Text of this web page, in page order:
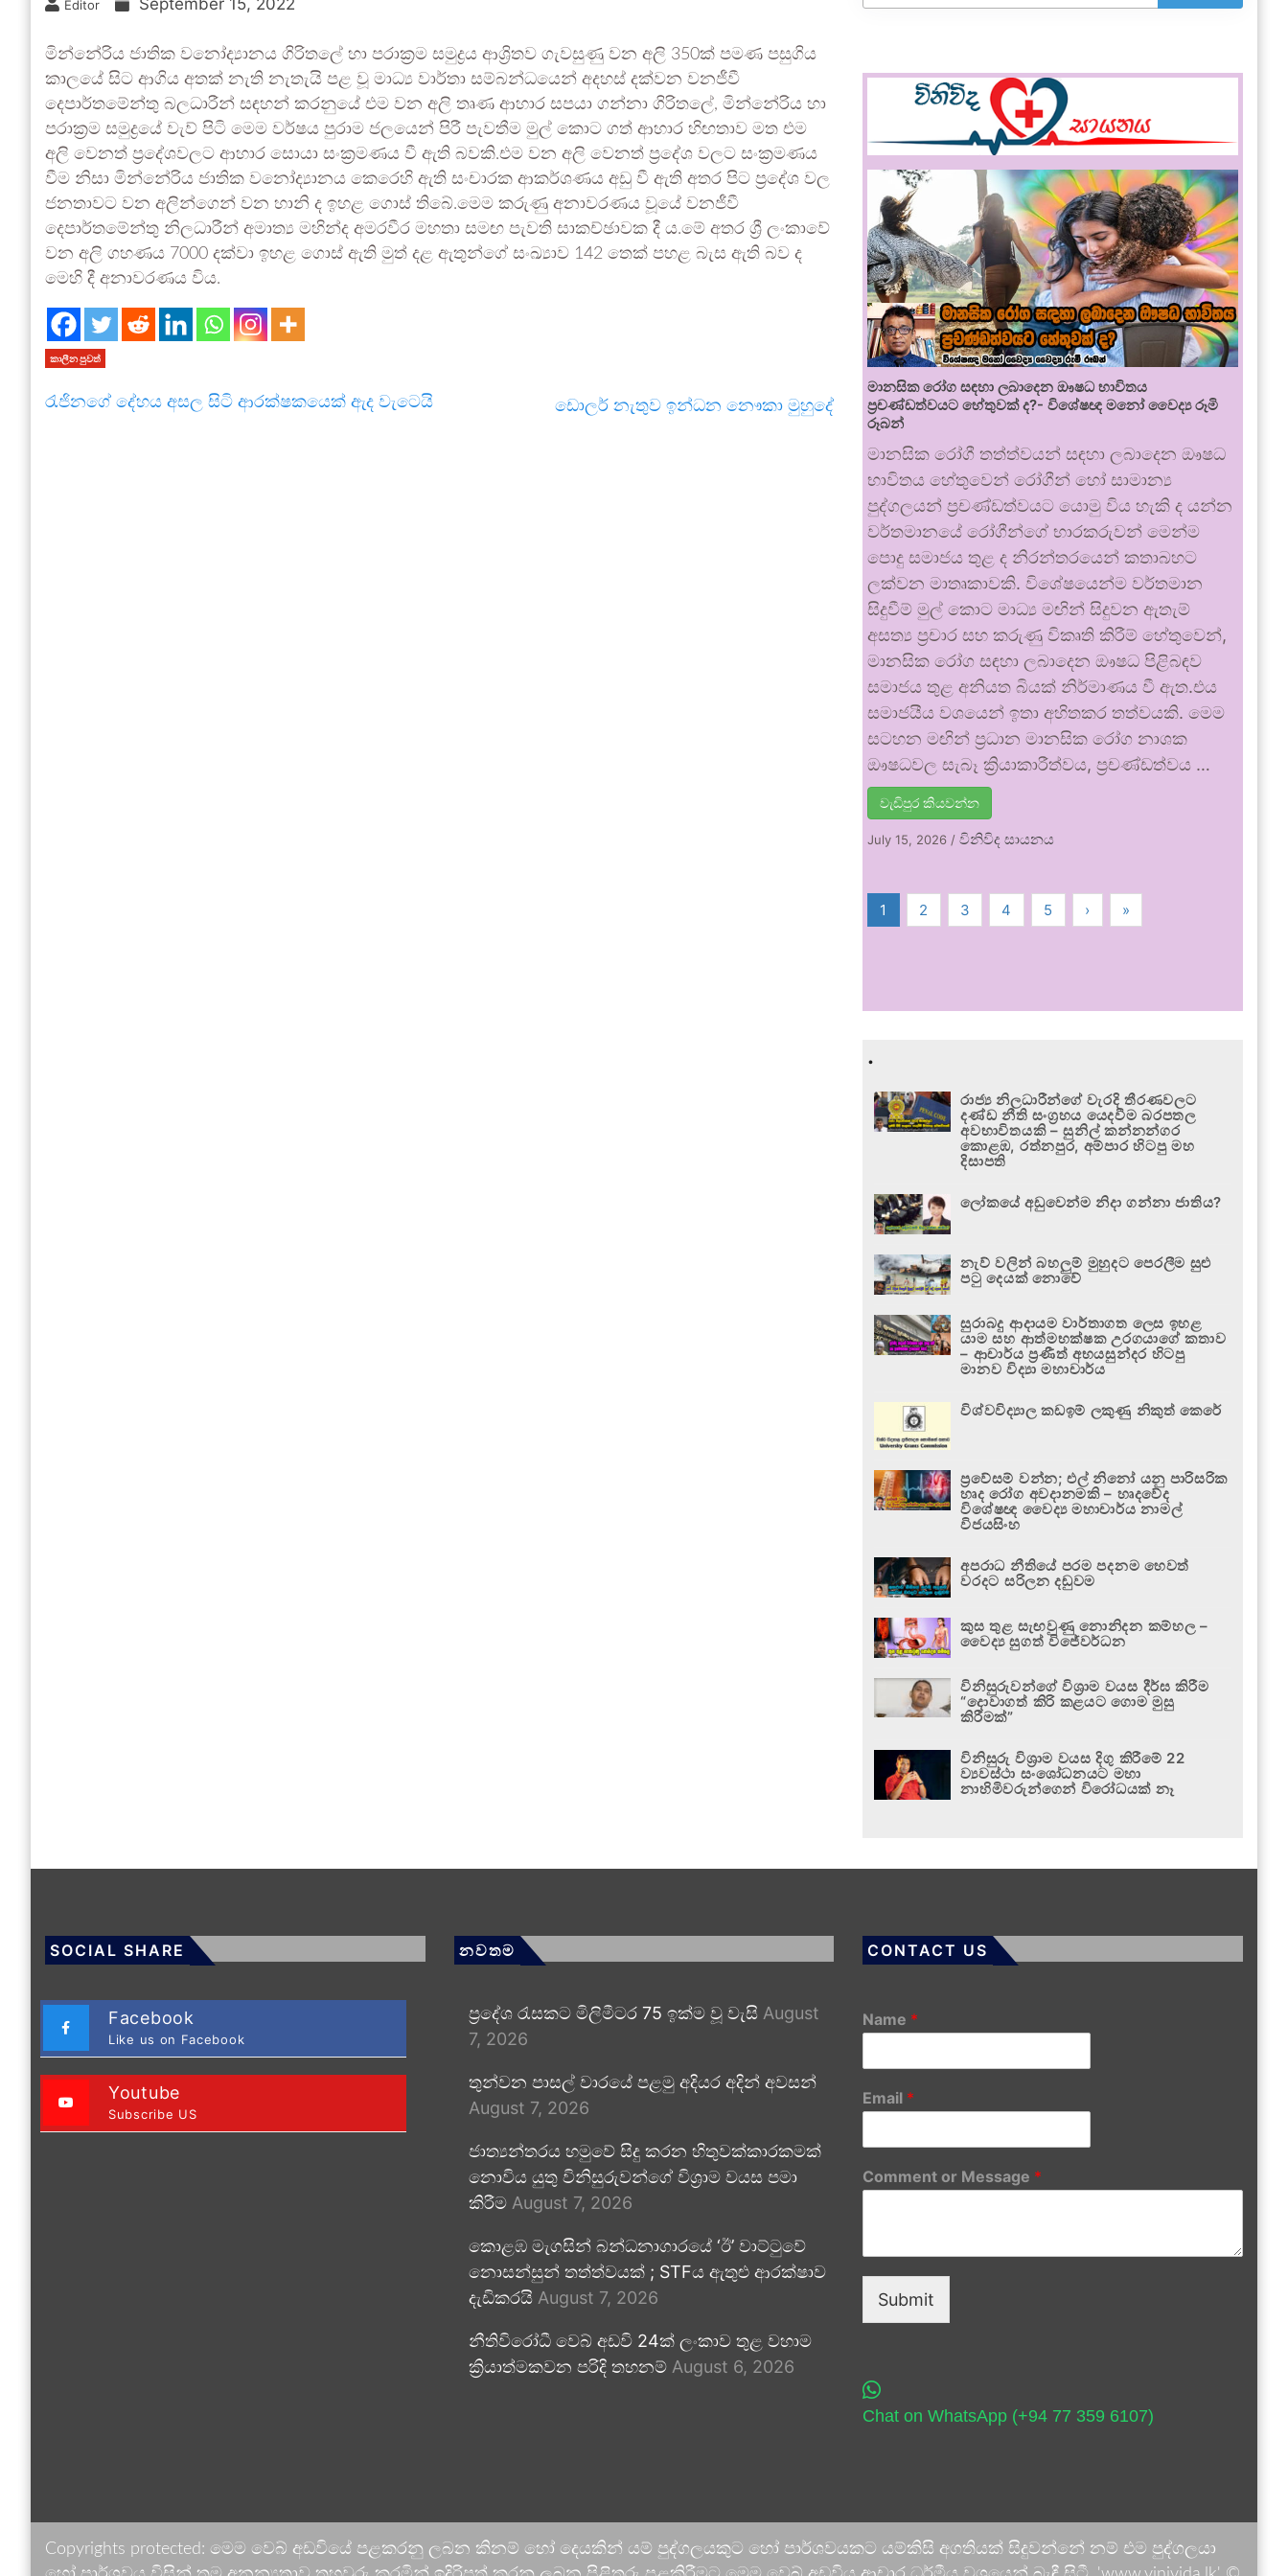
Editor September 15, 2022
මින්නේරිය ජාතික වනෝද්‍යානය ගිරිතලේ හා පරාක්‍රම සමුද්‍රය ආශ්‍රිතව ගැවසුණු වන අලි 350ක් පමණ පසුගිය
කාලයේ සිට ආගිය අතක් නැති නැතැයි පළ වූ මාධ්‍ය වාර්තා සම්බන්ධයෙන් අදහස් දක්වන වනජීවී
දෙපාර්තමේන්තු බලධාරීන් සඳහන් කරනුයේ එම වන අලි තෘණ ආහාර සපයා ගන්නා ගිරිතලේ, මින්නේරිය හා
පරාක්‍රම සමුද්‍රයේ වැව් පිටි මෙම වර්ෂය පුරාම ජලයෙන් පිරී පැවතීම මුල් කොට ගත් ආහාර හිඟතාව මත එම
අලි වෙනත් ප්‍රදේශවලට ආහාර සොයා සංක්‍රමණය වී ඇති බවකි.එම වන අලි වෙනත් ප්‍රදේශ වලට සංක්‍රමණය
වීම නිසා මින්නේරිය ජාතික වනෝද්‍යානය කෙරෙහි ඇති සංචාරක ආකර්ශණය අඩු වී ඇති අතර පිට ප්‍රදේශ වල
ජනතාවට වන අලින්ගෙන් වන හානි ද ඉහළ ගොස් තිබේ.මෙම කරුණු අනාවරණය වූයේ වනජීවී
දෙපාර්තමේන්තු නිලධාරීන් අමාත්‍ය මහින්ද අමරවීර මහතා සමඟ පැවති සාකච්ඡාවක දී ය.මේ අතර ශ්‍රී ලංකාවේ
වන අලි ගහණය 7000 දක්වා ඉහළ ගොස් ඇති මුත් දළ ඇතුන්ගේ සංඛ්‍යාව 142 තෙක් පහළ බැස ඇති බව ද
මෙහි දී අනාවරණය විය.
කාලීන පුවත්
රැජිනගේ දේහය අසල සිටි ආරක්ෂකයෙක් ඇද වැටෙයි ඩොලර් නැතුව ඉන්ධන නෞකා මුහුදේ
මානසික රෝග සඳහා ලබාදෙන ඖෂධ භාවිතය
ප්‍රචණ්ඩත්වයට හේතුවක් ද?- විශේෂඥ මනෝ වෛද්‍ය රූමි
රූබන්
මානසික රෝගී තත්ත්වයන් සඳහා ලබාදෙන ඖෂධ
භාවිතය හේතුවෙන් රෝගීන් හෝ සාමාන්‍ය
පුද්ගලයන් ප්‍රචණ්ඩත්වයට යොමු විය හැකි ද යන්න
වර්තමානයේ රෝගීන්ගේ භාරකරුවන් මෙන්ම
පොදු සමාජය තුළ ද නිරන්තරයෙන් කතාබහට
ලක්වන මාතෘකාවකි. විශේෂයෙන්ම වර්තමාන
සිදුවීම් මුල් කොට මාධ්‍ය මඟින් සිදුවන ඇතැම්
අසත්‍ය ප්‍රචාර සහ කරුණු විකෘති කිරීම් හේතුවෙන්,
මානසික රෝග සඳහා ලබාදෙන ඖෂධ පිළිබඳව
සමාජය තුළ අනියත බියක් නිර්මාණය වී ඇත.එය
සමාජයීය වශයෙන් ඉතා අහිතකර තත්වයකි. මෙම
සටහන මඟින් ප්‍රධාන මානසික රෝග නාශක
ඖෂධවල සැබෑ ක්‍රියාකාරීත්වය, ප්‍රචණ්ඩත්වය …
වැඩිපුර කියවන්න
July 15, 2026 /විනිවිද සායනය
1 2 3 4 5 › »
.
රාජ්‍ය නිලධාරීන්ගේ වැරදි තීරණවලට
දණ්ඩ නීති සංග්‍රහය යෙදවීම බරපතල
අවභාවිතයකි – සුනිල් කන්නන්ගර
කොළඹ, රත්නපුර, අම්පාර හිටපු මහ
දිසාපති
ලෝකයේ අඩුවෙන්ම නිදා ගන්නා ජාතිය?
නැව් වලින් බහලුම් මුහුදට පෙරලීම සුළු
පටු දෙයක් නොවේ
සුරාබදු ආදායම වාර්තාගත ලෙස ඉහළ
යාම සහ ආත්මභක්ෂක උරගයාගේ කතාව
– ආචාර්ය ප්‍රණීත් අභයසුන්දර හිටපු
මානව විද්‍යා මහාචාර්ය
විශ්වවිද්‍යාල කඩඉම් ලකුණු නිකුත් කෙරේ
ප්‍රවේසම් වන්න; එල් නිනෝ යනු පාරිසරික
හෘද රෝග අවදානමකි – හෘදවේද
විශේෂඥ වෛද්‍ය මහාචාර්ය නාමල්
විජයසිංහ
අපරාධ නීතියේ පරම පදනම හෙවත්
වරදට සරිලන දඬුවම
කුස තුළ සැඟවුණු නොනිදන කම්හල –
වෛද්‍ය සුගත් විජේවර්ධන
විනිසුරුවන්ගේ විශ්‍රාම වයස දීර්ඝ කිරීම
“දොවාගත් කිරි කළයට ගොම මුසු
කිරීමක්”
විනිසුරු විශ්‍රාම වයස දිගු කිරීමේ 22
ව්‍යවස්ථා සංශෝධනයට මහා
නාහිමිවරුන්ගෙන් විරෝධයක් නෑ
SOCIAL SHARE
Facebook
Like us on Facebook
Youtube
Subscribe US
නවතම
ප්‍රදේශ රැසකට මිලිමීටර 75 ඉක්ම වූ වැසි August
7, 2026
තුන්වන පාසල් වාරයේ පළමු අදියර අදින් අවසන්
August 7, 2026
ජාත්‍යන්තරය හමුවේ සිදු කරන හිතුවක්කාරකමක්
නොවිය යුතු විනිසුරුවන්ගේ විශ්‍රාම වයස පමා
කිරීම August 7, 2026
කොළඹ මැගසින් බන්ධනාගාරයේ ‘ඊ’ වාට්ටුවේ
නොසන්සුන් තත්ත්වයක් ; STFය ඇතුළු ආරක්ෂාව
දැඩිකරයි August 7, 2026
නීතිවිරෝධී වෙබ් අඩවි 24ක් ලංකාව තුළ වහාම
ක්‍රියාත්මකවන පරිදි තහනම් August 6, 2026
CONTACT US
Name *
Email *
Comment or Message *
Submit
Chat on WhatsApp (+94 77 359 6107)
Copyrights protected: මෙම වෙබ් අඩවියේ පළකරනු ලබන කිනම් හෝ දෙයකින් යම් පුද්ගලයකුට හෝ පාර්ශවයකට යම්කිසි අගතියක් සිදුවන්නේ නම් එම පුද්ගලයා